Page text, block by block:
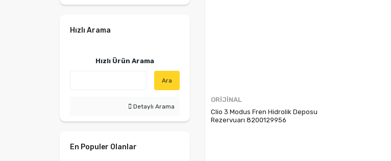
Hızlı Arama
Hızlı Ürün Arama
Ara
Detaylı Arama
En Populer Olanlar
ORİJİNAL
Clio 3 Modus Fren Hidrolik Deposu
Rezervuarı 8200129956